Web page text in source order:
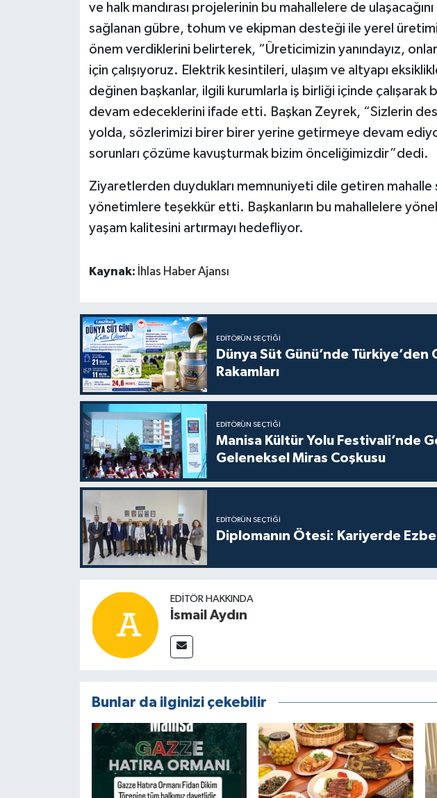
ve halk mandırası projelerinin bu mahallelere de
sağlanan gübre, tohum ve ekipman desteği ile yerel
önem verdiklerini belirterek, “Üreticimizin yanındayız,
için çalışıyoruz. Elektrik kesintileri, ulaşım ve altyapı
değinen başkanlar, ilgili kurumlarla iş birliği içinde çalışarak
devam edeceklerini ifade etti. Başkan Zeyrek, “Sizlerin
yolda, sözlerimizi birer birer yerine getirmeye devam
sorunları çözüme kavuşturmak bizim önceliğimizdir”dedi.
Ziyaretlerden duydukları memnuniyeti dile getiren mahalle
yönetimlere teşekkür etti. Başkanların bu mahallelere
yaşam kalitesini artırmayı hedefliyor.
Kaynak: İhlas Haber Ajansı
EDITÖRÜN SEÇTIĞI
Dünya Süt Günü’nde Türkiye’den
Rakamları
EDITÖRÜN SEÇTIĞI
Manisa Kültür Yolu Festivali’nde
Geleneksel Miras Coşkusu
EDITÖRÜN SEÇTIĞI
Diplomanın Ötesi: Kariyerde
EDITÖR HAKKINDA
İsmail Aydın
Bunlar da ilginizi çekebilir